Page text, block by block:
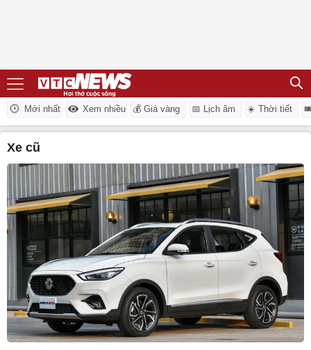
Mới nhất Xem nhiều 💰 Giá vàng 📅 Lịch âm ☀️ Thời tiết
xe cũ